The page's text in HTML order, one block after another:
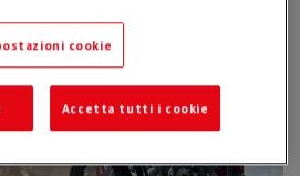
cookie
Accetta tutti i cookie